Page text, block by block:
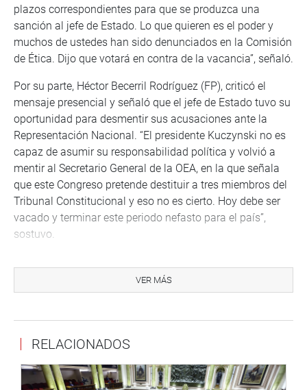
plazos correspondientes para que se produzca una
sanción al jefe de Estado. Lo que quieren es el poder y
muchos de ustedes han sido denunciados en la Comisión
de Ética. Dijo que votará en contra de la vacancia”, señaló.
Por su parte, Héctor Becerril Rodríguez (FP), criticó el
mensaje presencial y señaló que el jefe de Estado tuvo su
oportunidad para desmentir sus acusaciones ante la
Representación Nacional. “El presidente Kuczynski no es
capaz de asumir su responsabilidad política y volvió a
mentir al Secretario General de la OEA, en la que señala
que este Congreso pretende destituir a tres miembros del
Tribunal Constitucional y eso no es cierto. Hoy debe ser
vacado y terminar este periodo nefasto para el país”,
sostuvo.
criticó al gobierno de Pedro Pablo Kuczynski, a la
corrupción y aclaró que al jefe de Estado se le está
El oficialista Gino Costa Santolalla (PPK), rechazó el
pedido la vacancia por razones políticas y de fondo.
Además, aclaró que el ejecutivo de la empresa brasileña
VER MÁS
RELACIONADOS